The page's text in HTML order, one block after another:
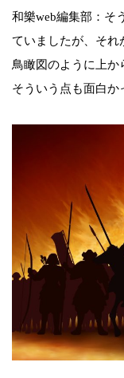
和樂web編集部：そ
ていましたが、それ
鳥瞰図のように上か
そういう点も面白か